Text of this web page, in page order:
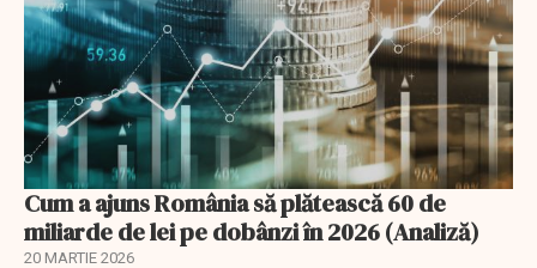
Cum a ajuns România să plătească 60 de
miliarde de lei pe dobânzi în 2026 (Analiză)
20 MARTIE 2026